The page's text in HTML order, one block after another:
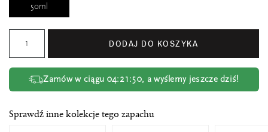
50ml
DODAJ DO KOSZYKA
Zamów w ciągu 04:21:50, a wyślemy jeszcze dziś!
Sprawdź inne kolekcje tego zapachu